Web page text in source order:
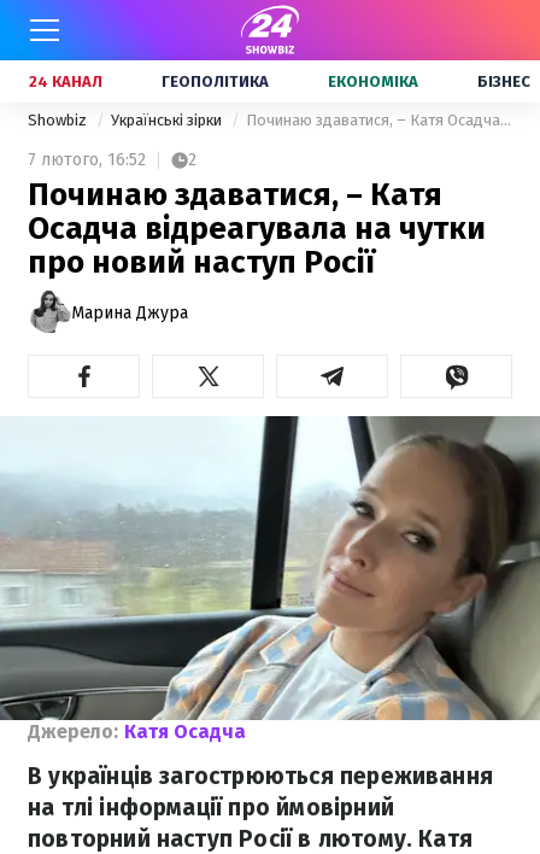
24 КАНАЛ ГЕОПОЛІТИКА ЕКОНОМІКА БІЗНЕС
Showbiz Українські зірки Починаю здаватися, – Катя Осадча відреагувала на чутки про новий наступ Росії
7 лютого, 16:52 2
Починаю здаватися, – Катя
Осадча відреагувала на чутки
про новий наступ Росії
Марина Джура
Джерело: Катя Осадча
В українців загострюються переживання
на тлі інформації про ймовірний
повторний наступ Росії в лютому. Катя